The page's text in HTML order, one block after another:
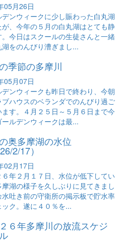
05月26日
デンウィークに少し賑わった白丸湖
が、今年の５月の白丸湖はとても静
。今日はスクールの生徒さんと一緒
湖をのんびり漕ぎまし...
季節の多摩川
05月07日
デンウィークも昨日で終わり、今朝
ブハウスのベランダでのんびり過ご
ます。４月２５日～５月６日まで今
ールデンウィークは最...
奥多摩湖の水位
2/17）
02月17日
６年２月１７日、水位が低下してい
摩湖の様子を久しぶりに見てきまし
水吐き前の守衛所の掲示板で貯水率
ック。遂に４０％を...
６年多摩川の放流スケジ